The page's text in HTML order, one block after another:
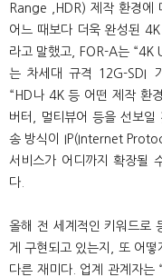
Range ,HDR) 제작 환경에
어느 때보다 더욱 완성된
라고 말했고, FOR-A는 “4K
는 차세대 규격 12G-SDI
“HD나 4K 등 어떤 제작 환
버터, 멀티뷰어 등을 선보일
송 방식이 IP(Internet
서비스가 어디까지 확장될
다.
올해 전 세계적인 키워드로
게 구현되고 있는지, 또 어
다른 재미다. 업계 관계자는